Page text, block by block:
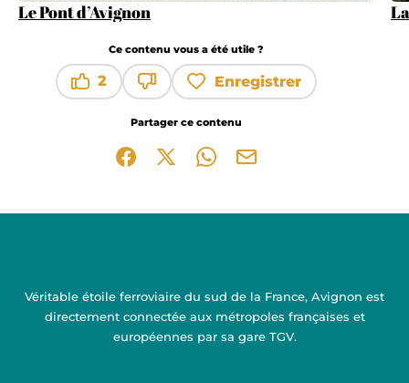
Le Pont d’Avignon
Ce contenu vous a été utile ?
2 Enregistrer
Partager ce contenu
Partager sur Facebook (nouvelle fenêtre)
Partager sur X / Twitter (nouvelle
Partager sur WhatsApp
Partager par mail
Véritable étoile ferroviaire du sud de la France, Avignon est
directement connectée aux métropoles françaises et
européennes par sa gare TGV.